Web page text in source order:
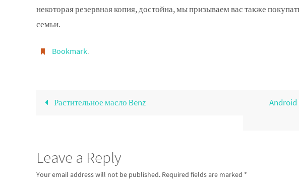
некоторая резервная копия, достойна, мы призываем вас также
семьи.
Bookmark.
Растительное масло Benz
Android
Leave a Reply
Your email address will not be published. Required fields are marked *